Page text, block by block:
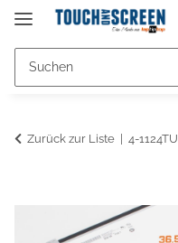
Zurück zur Liste 4-1124TU